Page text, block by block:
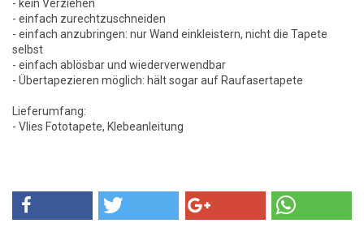
- kein Verziehen
- einfach zurechtzuschneiden
- einfach anzubringen: nur Wand einkleistern, nicht die Tapete
selbst
- einfach ablösbar und wiederverwendbar
- Übertapezieren möglich: hält sogar auf Raufasertapete
Lieferumfang:
- Vlies Fototapete, Klebeanleitung